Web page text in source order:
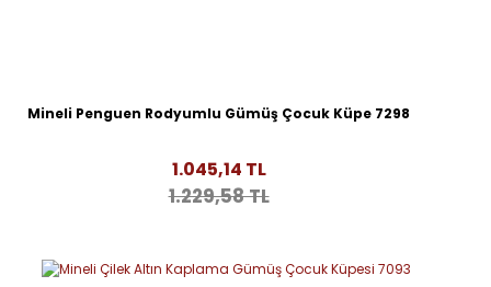
Mineli Penguen Rodyumlu Gümüş Çocuk Küpe 7298
1.045,14 TL
1.229,58 TL